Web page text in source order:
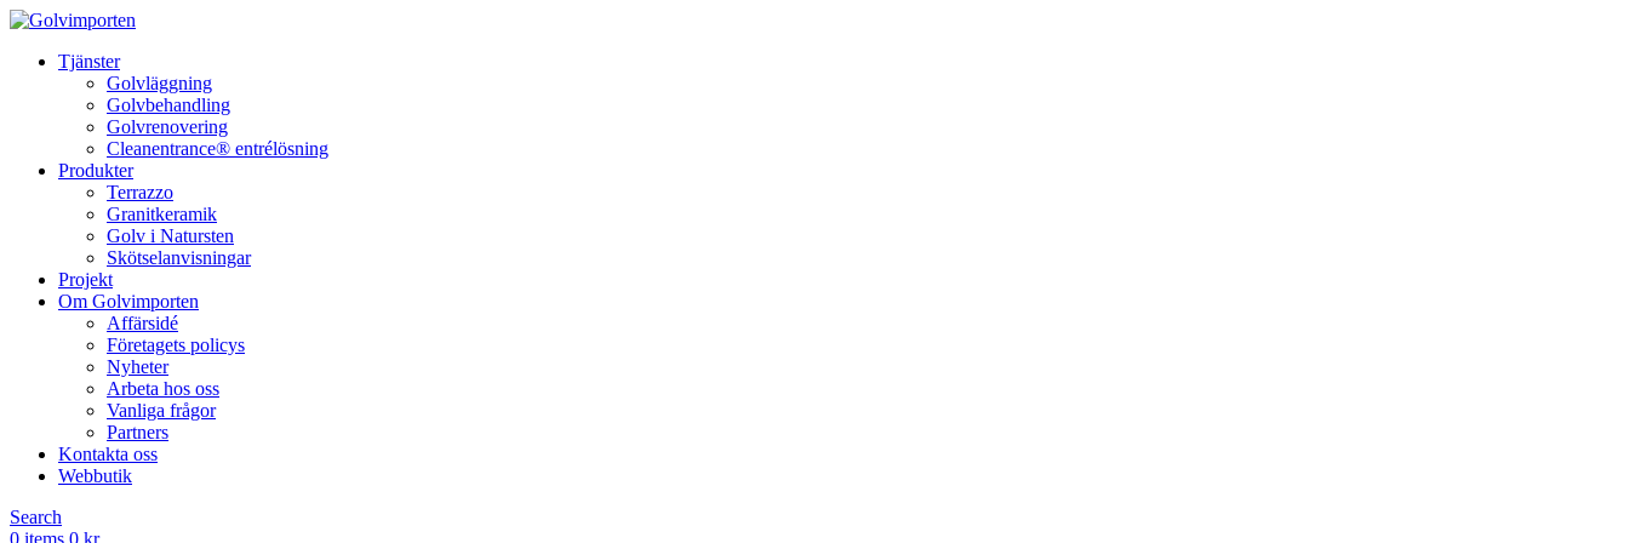
Tjänster
Golvläggning
Golvbehandling
Golvrenovering
Cleanentrance® entrélösning
Produkter
Terrazzo
Granitkeramik
Golv i Natursten
Skötselanvisningar
Projekt
Om Golvimporten
Affärsidé
Företagets policys
Nyheter
Arbeta hos oss
Vanliga frågor
Partners
Kontakta oss
Webbutik
Search
0 items 0 kr